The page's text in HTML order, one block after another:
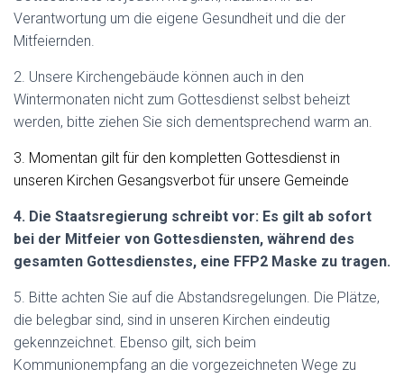
Verantwortung um die eigene Gesundheit und die der
Mitfeiernden.
2. Unsere Kirchengebäude können auch in den
Wintermonaten nicht zum Gottesdienst selbst beheizt
werden, bitte ziehen Sie sich dementsprechend warm an.
3. Momentan gilt für den kompletten Gottesdienst in
unseren Kirchen Gesangsverbot für unsere Gemeinde
4. Die Staatsregierung schreibt vor: Es gilt ab sofort
bei der Mitfeier von Gottesdiensten, während des
gesamten Gottesdienstes, eine FFP2 Maske zu tragen.
5. Bitte achten Sie auf die Abstandsregelungen. Die Plätze,
die belegbar sind, sind in unseren Kirchen eindeutig
gekennzeichnet. Ebenso gilt, sich beim
Kommunionempfang an die vorgezeichneten Wege zu